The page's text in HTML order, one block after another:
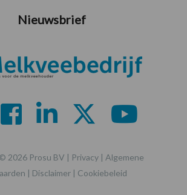
Nieuwsbrief
2026 Prosu BV | Privacy | Algemene
| Disclaimer | Cookiebeleid